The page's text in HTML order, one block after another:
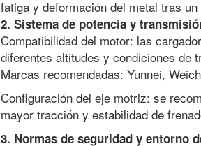
fatiga y deformación del metal tras
2. Sistema de potencia y
Compatibilidad del motor: las
diferentes altitudes y condiciones de
Marcas recomendadas: Yunnei,
Configuración del eje motriz: se
mayor tracción y estabilidad de
3. Normas de seguridad y entorno